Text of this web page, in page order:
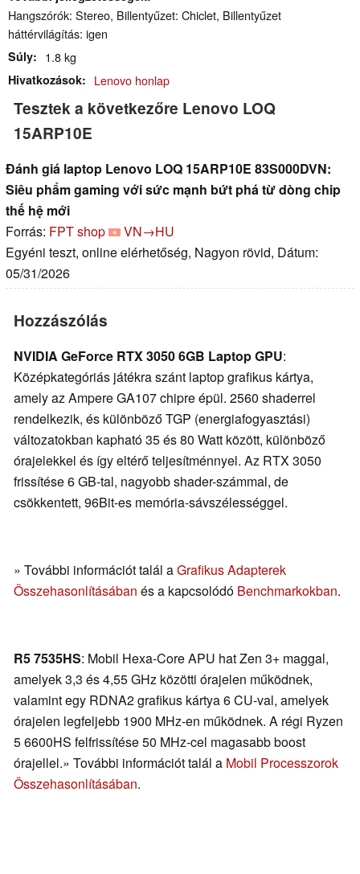
Hangszórók: Stereo, Billentyűzet: Chiclet, Billentyűzet
háttérvilágítás: igen
Súly 1.8 kg
Hivatkozások Lenovo honlap
Tesztek a következőre Lenovo LOQ
15ARP10E
Đánh giá laptop Lenovo LOQ 15ARP10E 83S000DVN:
Siêu phẩm gaming với sức mạnh bứt phá từ dòng chip
thế hệ mới
Forrás: FPT shop
VN→HU
Egyéni teszt, online elérhetőség, Nagyon rövid, Dátum:
05/31/2026
Hozzászólás
NVIDIA GeForce RTX 3050 6GB Laptop GPU:
Középkategóriás játékra szánt laptop grafikus kártya,
amely az Ampere GA107 chipre épül. 2560 shaderrel
rendelkezik, és különböző TGP (energiafogyasztási)
változatokban kapható 35 és 80 Watt között, különböző
órajelekkel és így eltérő teljesítménnyel. Az RTX 3050
frissítése 6 GB-tal, nagyobb shader-számmal, de
csökkentett, 96Bit-es memória-sávszélességgel.
» További információt talál aGrafikus Adapterek
Összehasonlításában és a kapcsolódó Benchmarkokban.
R5 7535HS: Mobil Hexa-Core APU hat Zen 3+ maggal,
amelyek 3,3 és 4,55 GHz közötti órajelen működnek,
valamint egy RDNA2 grafikus kártya 6 CU-val, amelyek
órajelen legfeljebb 1900 MHz-en működnek. A régi Ryzen
5 6600HS felfrissítése 50 MHz-cel magasabb boost
órajellel.» További információt talál a Mobil Processzorok
Összehasonlításában.